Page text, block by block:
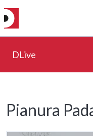
DLive
Pianura